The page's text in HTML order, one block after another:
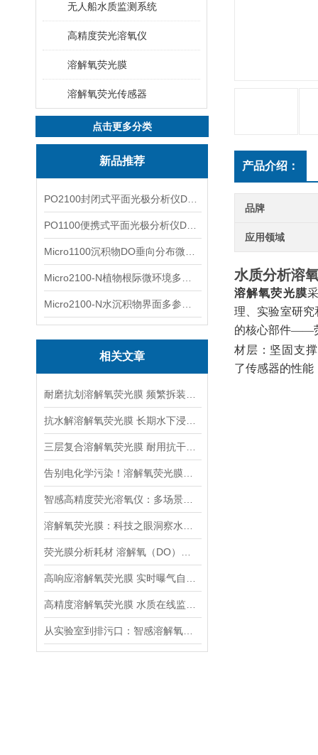
无人船水质监测系统
高精度荧光溶氧仪
溶解氧荧光膜
溶解氧荧光传感器
点击更多分类
新品推荐
相关文章
产品介绍：
品牌
应用领域
水质分析溶
溶解氧荧光膜
理、实验室研
的核心部件——
材层：坚固支
了传感器的性